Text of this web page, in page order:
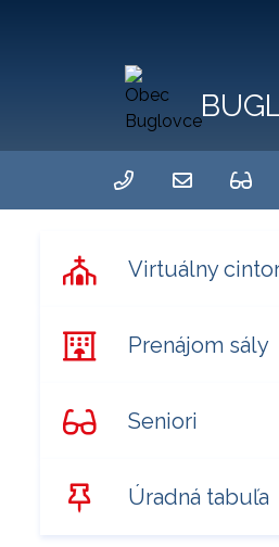
+421 534 542
Virtuálny
Prenájom sály
Seniori
Úradná tabuľa